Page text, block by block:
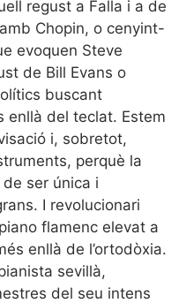
regust a Falla i a de
Chopin, o cenyint-
evoquen Steve
de Bill Evans o
buscant
enllà del teclat. Estem
i, sobretot,
perquè la
ser única i
I revolucionari
flamenc elevat a
enllà de l’ortodòxia.
sevillà,
del seu intens